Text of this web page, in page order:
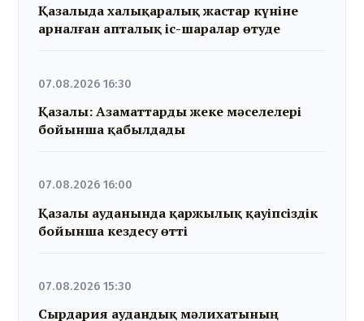
Қазалыда халықаралық жастар күніне
арналған апталық іс-шаралар өтуде
07.08.2026 16:30
Қазалы: Азаматтарды жеке мәселелері
бойынша қабылдады
07.08.2026 16:00
Қазалы ауданында қаржылық қауіпсіздік
бойынша кездесу өтті
07.08.2026 15:30
Сырдария аудандық мәлихатының